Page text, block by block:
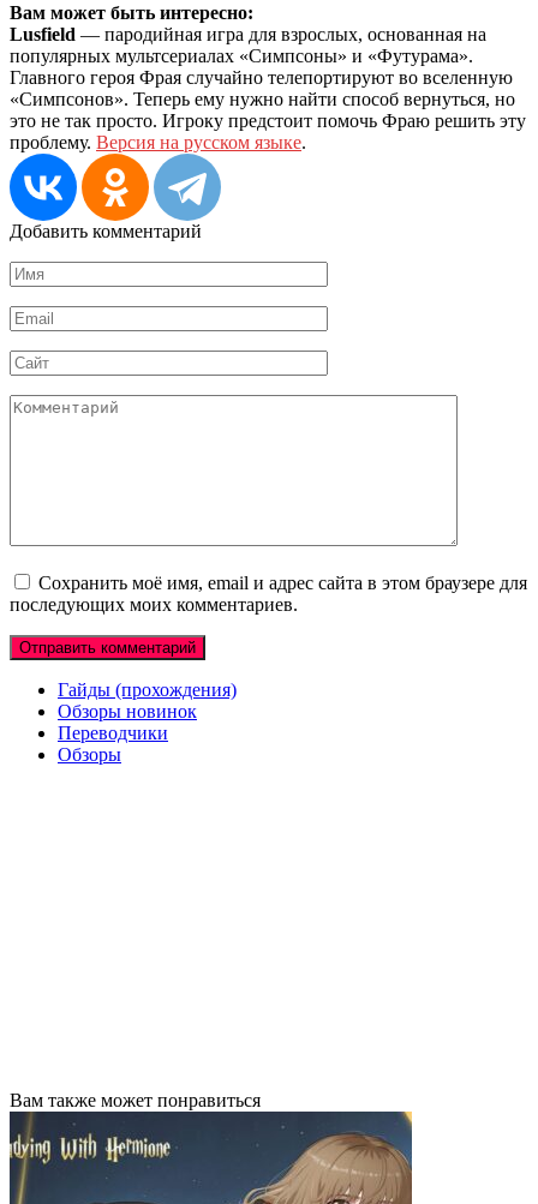
Вам может быть интересно:
Lusfield — пародийная игра для взрослых, основанная на
популярных мультсериалах «Симпсоны» и «Футурама».
Главного героя Фрая случайно телепортируют во вселенную
«Симпсонов». Теперь ему нужно найти способ вернуться, но
это не так просто. Игроку предстоит помочь Фраю решить эту
проблему. Версия на русском языке.
Добавить комментарий
Имя
*
Email
*
Сайт
Комментарий
Сохранить моё имя, email и адрес сайта в этом браузере для
последующих моих комментариев.
Гайды (прохождения)
Обзоры новинок
Переводчики
Обзоры
Вам также может понравиться